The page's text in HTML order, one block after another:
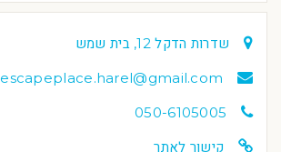
שדרות הדקל 12, בית שמש
escapeplace.harel@gmail.com
050-6105005
קישור לאתר